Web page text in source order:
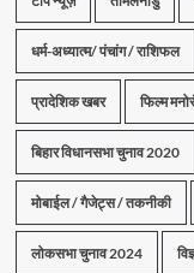
धर्म-अध्यात्म/ पंचांग / राशिफल
प्रादेशिक खबर फिल्म
बिहार विधानसभा चुनाव 2020
मोबाईल / गैजेट्स / तकनीकी
लोकसभा चुनाव 2024